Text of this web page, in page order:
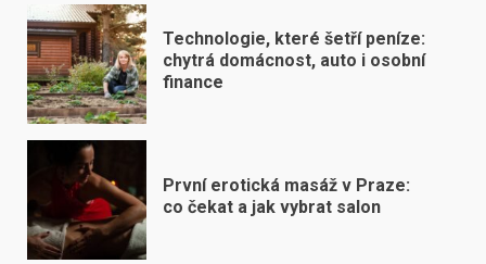
Technologie, které šetří peníze:
chytrá domácnost, auto i osobní
finance
První erotická masáž v Praze:
co čekat a jak vybrat salon